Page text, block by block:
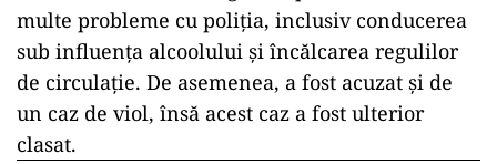
siguranţă l-a marcat pentru tot restul
existenţei, instanţa apreciază că scopul
preventiv, educativ al pedepsei a fost atins până
în prezent, iar perioada executată de
condamnat prezintă garanţia integrării sociale a